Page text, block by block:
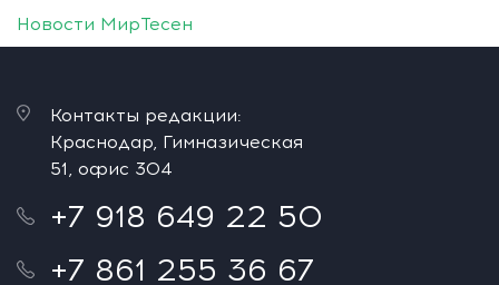
Новости МирТесен
Контакты редакции:
Краснодар, Гимназическая
51, офис 304
+7 918 649 22 50
+7 861 255 36 67